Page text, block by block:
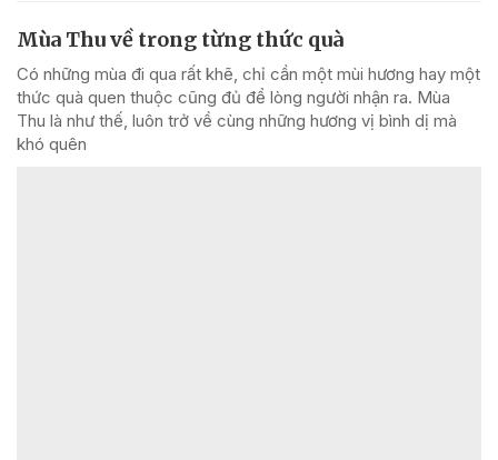
Mùa Thu về trong từng thức quà
Có những mùa đi qua rất khẽ, chỉ cần một mùi hương hay một
thức quà quen thuộc cũng đủ để lòng người nhận ra. Mùa
Thu là như thế, luôn trở về cùng những hương vị bình dị mà
khó quên